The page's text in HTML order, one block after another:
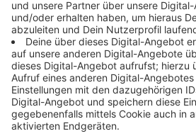
empfehlen, mit dem ÖPNV
Auto fahren möchte, kann auf den
P2 parken.
Anzeige
Verlosung von Konzerttickets